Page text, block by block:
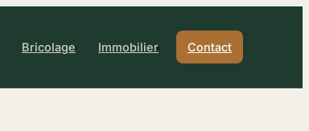
Bricolage Immobilier Contact